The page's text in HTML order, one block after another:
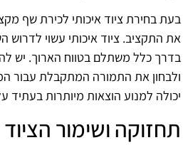
בעת בחירת ציוד איכותי לכירת שף
את התקציב. ציוד איכותי עשוי לדרוש
בדרך כלל משתלם בטווח הארוך. יש
ולבחון את התמורה המתקבלת עבור
יכולה למנוע הוצאות מיותרות בעתיד
תחזוקה ושימור הציוד